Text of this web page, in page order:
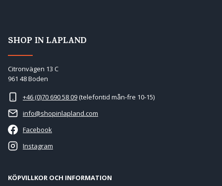
SHOP IN LAPLAND
Citronvägen 13 C
961 48 Boden
+46 (0)70 690 58 09(telefontid mån-fre 10-15)
info@shopinlapland.com
Facebook
Instagram
KÖPVILLKOR OCH INFORMATION